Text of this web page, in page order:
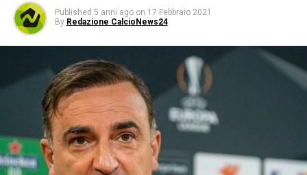
Published 5 anni ago on 17 Febbraio 2021
By Redazione CalcioNews24